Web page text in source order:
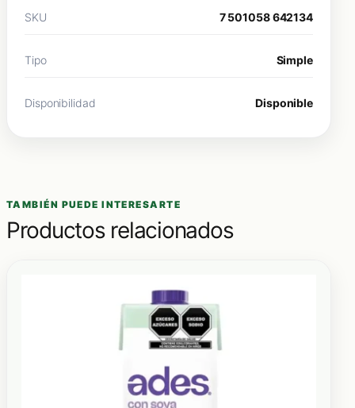
SKU 7 501058 642134
Tipo Simple
Disponibilidad Disponible
TAMBIÉN PUEDE INTERESARTE
Productos relacionados